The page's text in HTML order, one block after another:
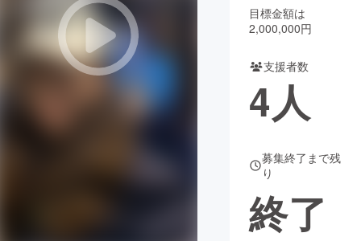
まちづくり・地域活性化
CAMPFIRE for Social Good
CAMPFIRE Creation
コミュニティ
目標金額は
2,000,000円
支援者数
4人
募集終了まで残
り
終了